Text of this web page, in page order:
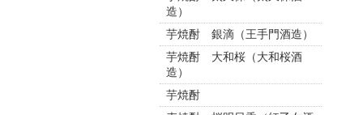
造）
芋焼酎 銀滴（王手門酒造）
芋焼酎 大和桜（大和桜酒
造）
芋焼酎